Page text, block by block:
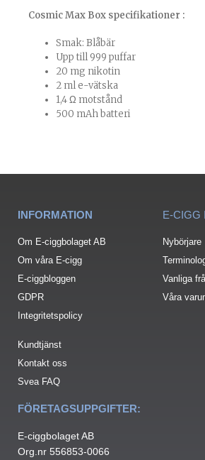
Cosmic Max Box specifikationer :
Smak: Blåbär
Upp till 999 puffar
20 mg nikotin
2 ml e-vätska
1,4 Ω motstånd
500 mAh batteri
INFORMATION
Om E-ciggbolaget AB
Om våra E-cigg
E-ciggbloggen
GDPR
Integritetspolicy
Kundtjänst
Kontakt oss
Svea FAQ
E-CIGG
Nybörjare
Vanliga
Våra
FÖRETAGSUPPGIFTER:
E-ciggbolaget AB
Org.nr 556853-0066